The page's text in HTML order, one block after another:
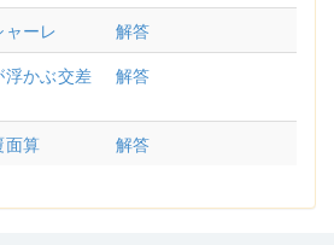
ーレ
解答
かぶ交差
解答
面算 解答